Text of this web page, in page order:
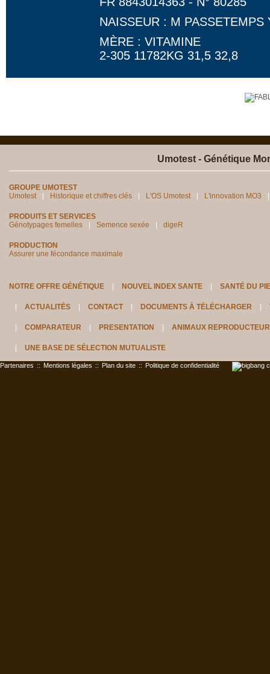
NAISSEUR : M PASSETEMPS
MÈRE : VITAMINE
2-305 11782KG 31,5 32,8
Umotest - Génétique
GROUPE UMOTEST
Umotest
Historique et chiffres clés L'OS Umotest L'innovation MO3
PRODUITS ET SERVICES
Génotypages femelles
Semence sexée digeR
PRODUCTION
Assurer une fécondance maximale
NOTRE OFFRE GÉNÉTIQUE NOUVEL INDEX SANTE SANTÉ DU
ACTUALITÉS CONTACT DOCUMENTS À TÉLÉCHARGER
COMPARATEUR PRESENTATION ANIMAUX
UNE BASE DE SÉLECTION MUTUALISTE
Partenaires :: Mentions légales :: Plan du site :: Politique de confidentialité